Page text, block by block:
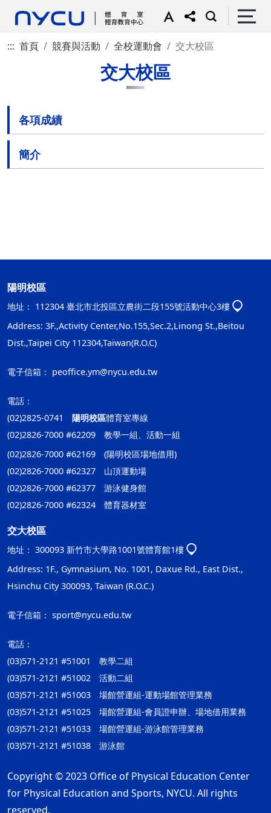
::: 首頁 競賽與活動 全校運動會 交大校區
交大校區
各項成績
簡介
陽明校區
地址： 112304 臺北市北投區立農街二段155號活動中心3樓
Address: 3F.,Activity Center,No.155,Sec.2,Linong St.,Beitou
Dist.,Taipei City 112304,Taiwan(R.O.C)
電子信箱： peoffice.ym@nycu.edu.tw
電話：
(02)2825-0741 陽明校區體育室專線
(02)2826-7000 #62209 教學一組、活動一組
(02)2826-7000 #62169 (陽明校區場地借用)
(02)2826-7000 #62327 山頂運動場
(02)2826-7000 #62377 游泳健身館
(02)2826-7000 #62324 體育器材室
交大校區
地址： 300093 新竹市大學路1001號體育館1樓
Address: 1F., Gymnasium, No. 1001, Daxue Rd., East Dist.,
Hsinchu City 300093, Taiwan (R.O.C.)
電子信箱： sport@nycu.edu.tw
電話：
(03)571-2121 #51001 教學二組
(03)571-2121 #51002 活動二組
(03)571-2121 #51003 場館營運組-運動場館管理業務
(03)571-2121 #51025 場館營運組-會員證申辦、場地借用業務
(03)571-2121 #51033 場館營運組-游泳館管理業務
(03)571-2121 #51038 游泳館
Copyright © 2023 Office of Physical Education Center
for Physical Education and Sports, NYCU. All rights
reserved.